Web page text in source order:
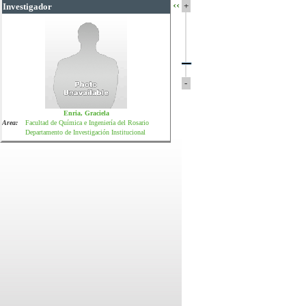
+
-
Investigador
Enria, Graciela
Area:
Facultad de Química e Ingeniería del Rosario
Departamento de Investigación Institucional
‹‹